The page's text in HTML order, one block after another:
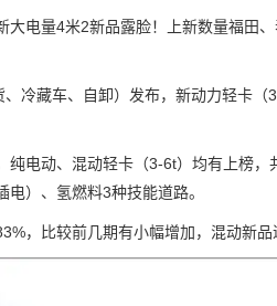
量4米2新品露脸！上新数量福田、
藏车、自卸）发布，新动力轻卡（
动、混动轻卡（3-6t）均有上榜，
）、氢燃料3种技能道路。
比较前几期有小幅增加，混动新品